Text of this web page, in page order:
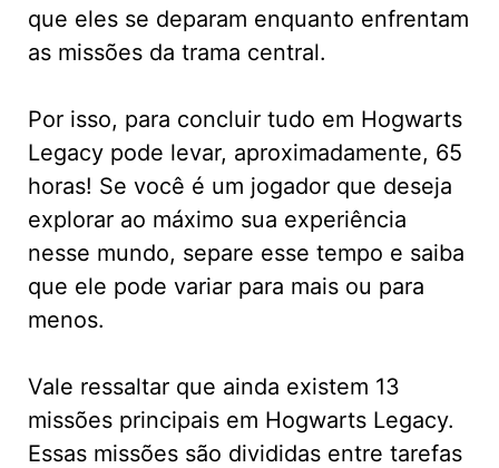
que eles se deparam enquanto enfrentam
as missões da trama central.
Por isso, para concluir tudo em Hogwarts
Legacy pode levar, aproximadamente, 65
horas! Se você é um jogador que deseja
explorar ao máximo sua experiência
nesse mundo, separe esse tempo e saiba
que ele pode variar para mais ou para
menos.
Vale ressaltar que ainda existem 13
missões principais em Hogwarts Legacy.
Essas missões são divididas entre tarefas